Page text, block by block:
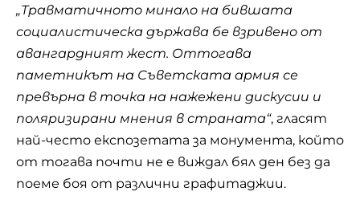
„Травматичното минало на бившата
социалистическа държава бе взривено от
авангардният жест. Оттогава
паметникът на Съветската армия се
превърна в точка на нажежени дискусии и
поляризирани мнения в страната“, гласят
най-често експозетата за монумента, който
от тогава почти не е виждал бял ден без да
поеме боя от различни графитаджии.